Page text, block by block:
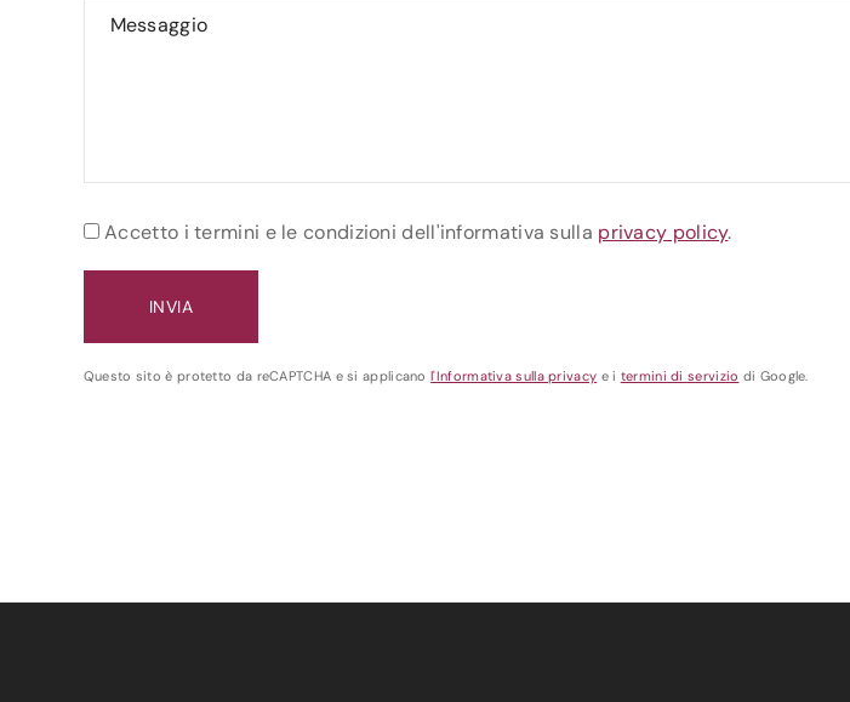
Accetto i termini e le condizioni dell'informativa sulla privacy policy.
Questo sito è protetto da reCAPTCHA e si applicanol'Informativa sulla privacy e i termini di servizio di Google.